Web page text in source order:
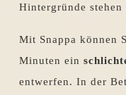
Hintergründe
Mit Snappa können
Minuten ein
entwerfen. In der